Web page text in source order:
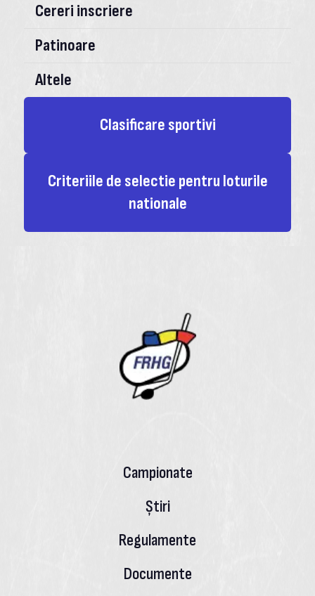
Cereri inscriere
Patinoare
Altele
Clasificare sportivi
Criteriile de selectie pentru loturile
nationale
Campionate
Știri
Regulamente
Documente